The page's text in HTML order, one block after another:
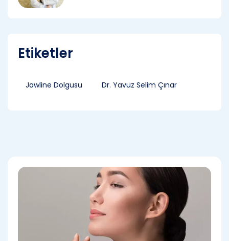
Etiketler
Jawline Dolgusu Dr. Yavuz Selim Çınar